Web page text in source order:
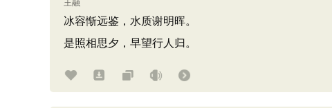
冰容惭远鉴，水质谢明晖。
是照相思夕，早望行人归。